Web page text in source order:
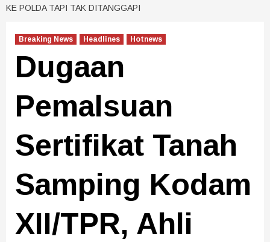
KE POLDA TAPI TAK DITANGGAPI
Breaking News Headlines Hotnews
Dugaan
Pemalsuan
Sertifikat Tanah
Samping Kodam
XII/TPR, Ahli